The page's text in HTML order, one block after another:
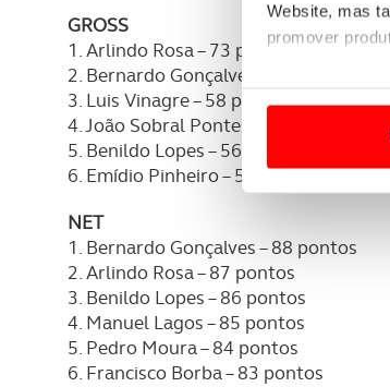
Website, mas
promover
Usamos
Adicionalmente
e organizações
O ACP
consentimento
GROSS
1. Arlindo Rosa – 73 pontos
2. Bernardo Gonçalves – 71 pontos
3. Luis Vinagre – 58 pontos
4. João Sobral Pontes – 57 pontos
5. Benildo Lopes – 56 pontos
6. Emídio Pinheiro – 50 pontos
NET
1. Bernardo Gonçalves – 88 pontos
2. Arlindo Rosa – 87 pontos
3. Benildo Lopes – 86 pontos
4. Manuel Lagos – 85 pontos
5. Pedro Moura – 84 pontos
6. Francisco Borba – 83 pontos